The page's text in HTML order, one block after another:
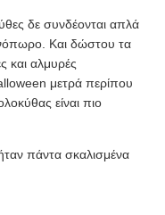
δε συνδέονται απλά
Και δώστου τα
και αλμυρές
μετρά περίπου
είναι πιο
πάντα σκαλισμένα